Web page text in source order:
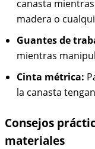
canasta
madera o
Guantes de
mientras
Cinta métrica:
la canasta
Consejos
materiales